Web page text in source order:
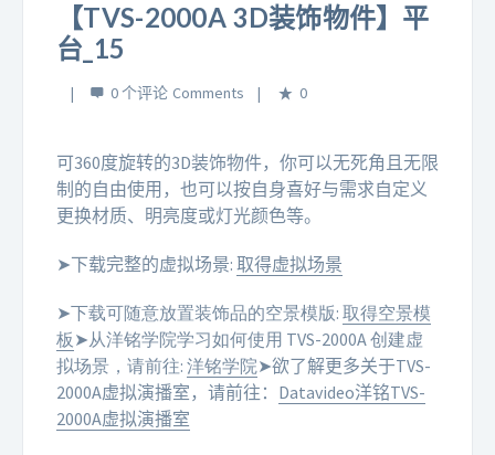
【TVS-2000A 3D装饰物件】平
台_15
0 个评论 0
可360度旋转的3D装饰物件，你可以无死角且无限
制的自由使用，也可以按自身喜好与需求自定义
更换材质、明亮度或灯光颜色等。
➤下载完整的虚拟场景: 取得虚拟场景
➤下载可随意放置装饰品的空景模版: 取得空景模
板 ➤从洋铭学院学习如何使用 TVS-2000A 创建虚
拟场景，请前往: 洋铭学院➤欲了解更多关于TVS-
2000A虚拟演播室，请前往： Datavideo洋铭TVS-
2000A虚拟演播室